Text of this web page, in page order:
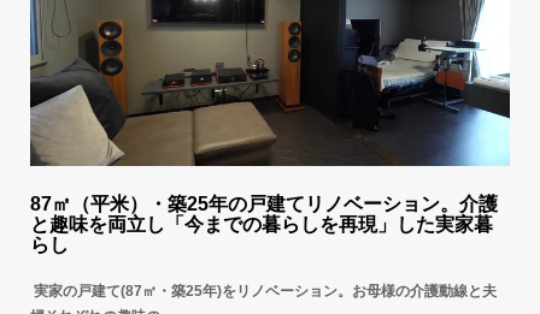
87㎡（平米）・築25年の戸建てリノベーション。介護
と趣味を両立し「今までの暮らしを再現」した実家暮
らし
実家の戸建て(87㎡・築25年)をリノベーション。お母様の介護動線と夫